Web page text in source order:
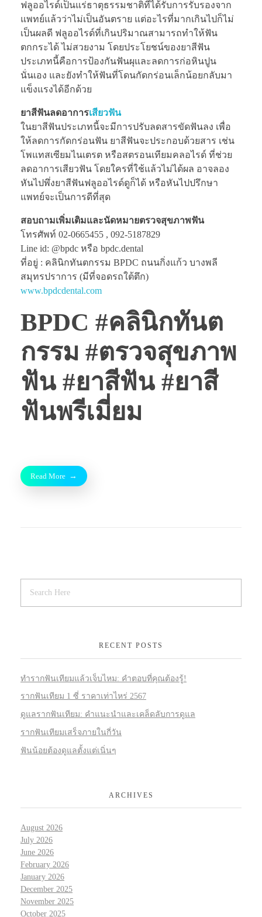
ฟลูออไรด์เป็นแร่ธาตุธรรมชาติที่ได้รับการรับรองจาก
แพทย์แล้วว่าไม่เป็นอันตราย แต่อะไรที่มากเกินไปก็ไม่
เป็นผลดี ฟลูออไรด์ที่เกินปริมาณสามารถทำให้ฟัน
ตกกระได้ ไม่สวยงาม โดยประโยชน์ของยาสีฟัน
ประเภทนี้คือการป้องกันฟันผุและลดการก่อหินปูน
นั่นเอง และยังทำให้ฟันที่โดนกัดกร่อนเล็กน้อยกลับมา
แข็งแรงได้อีกด้วย
ยาสีฟันลดอาการเสียวฟัน
ในยาสีฟันประเภทนี้จะมีการปรับลดสารขัดฟันลง เพื่อ
ให้ลดการกัดกร่อนฟัน ยาสีฟันจะประกอบด้วยสาร เช่น
โพแทสเซียมไนเตรต หรือสตรอนเทียมคลอไรด์ ที่ช่วย
ลดอาการเสียวฟัน โดยใครที่ใช้แล้วไม่ได้ผล อาจลอง
หันไปพึ่งยาสีฟันฟลูออไรด์ดูก็ได้ หรือหันไปปรึกษา
แพทย์จะเป็นการดีที่สุด
สอบถามเพิ่มเติมและนัดหมายตรวจสุขภาพฟัน
โทรศัพท์ 02-0665455 , 092-5187829
Line id: @bpdc หรือ bpdc.dental
ที่อยู่ : คลินิกทันตกรรม BPDC ถนนกิ่งแก้ว บางพลี
สมุทรปราการ (มีที่จอดรถใต้ตึก)
www.bpdcdental.com
BPDC #คลินิกทันต
กรรม #ตรวจสุขภาพ
ฟัน #ยาสีฟัน #ยาสี
ฟันพรีเมี่ยม
Read More
RECENT POSTS
ทำรากฟันเทียมแล้วเจ็บไหม: คำตอบที่คุณต้องรู้!
รากฟันเทียม 1 ซี่ ราคาเท่าไหร่ 2567
ดูแลรากฟันเทียม: คำแนะนำและเคล็ดลับการดูแล
รากฟันเทียมเสร็จภายในกี่วัน
ฟันน้อยต้องดูแลตั้งแต่เนิ่นๆ
ARCHIVES
August 2026
July 2026
June 2026
February 2026
January 2026
December 2025
November 2025
October 2025